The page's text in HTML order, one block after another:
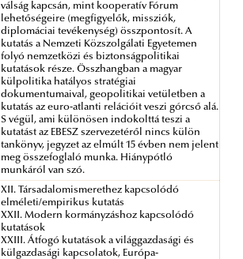
válság kapcsán, mint kooperatív Fórum
lehetőségeire (megfigyelők, missziók,
diplomáciai tevékenység) összpontosít. A
kutatás a Nemzeti Közszolgálati Egyetemen
folyó nemzetközi és biztonságpolitikai
kutatások része. Összhangban a magyar
külpolitika hatályos stratégiai
dokumentumaival, geopolitikai vetületben a
kutatás az euro-atlanti relációit veszi górcső alá.
S végül, ami különösen indokolttá teszi a
kutatást az EBESZ szervezetéről nincs külön
tankönyv, jegyzet az elmúlt 15 évben nem jelent
meg összefoglaló munka. Hiánypótló
munkáról van szó.
XII. Társadalomismerethez kapcsolódó
elméleti/empirikus kutatás
XXII. Modern kormányzáshoz kapcsolódó
kutatások
XXIII. Átfogó kutatások a világgazdasági és
külgazdasági kapcsolatok, Európa-